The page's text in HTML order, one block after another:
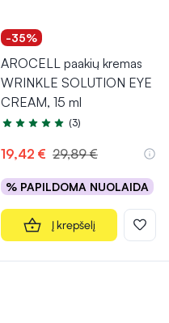
-35%
AROCELL paakių kremas
WRINKLE SOLUTION EYE
CREAM, 15 ml
Įvertinimas 5.0 iš 5
(3)
19,42 € 29,89 €
% PAPILDOMA NUOLAIDA
Į krepšelį